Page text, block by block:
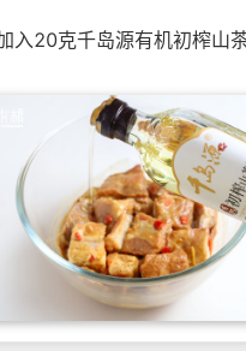
入20克千岛源有机初榨山